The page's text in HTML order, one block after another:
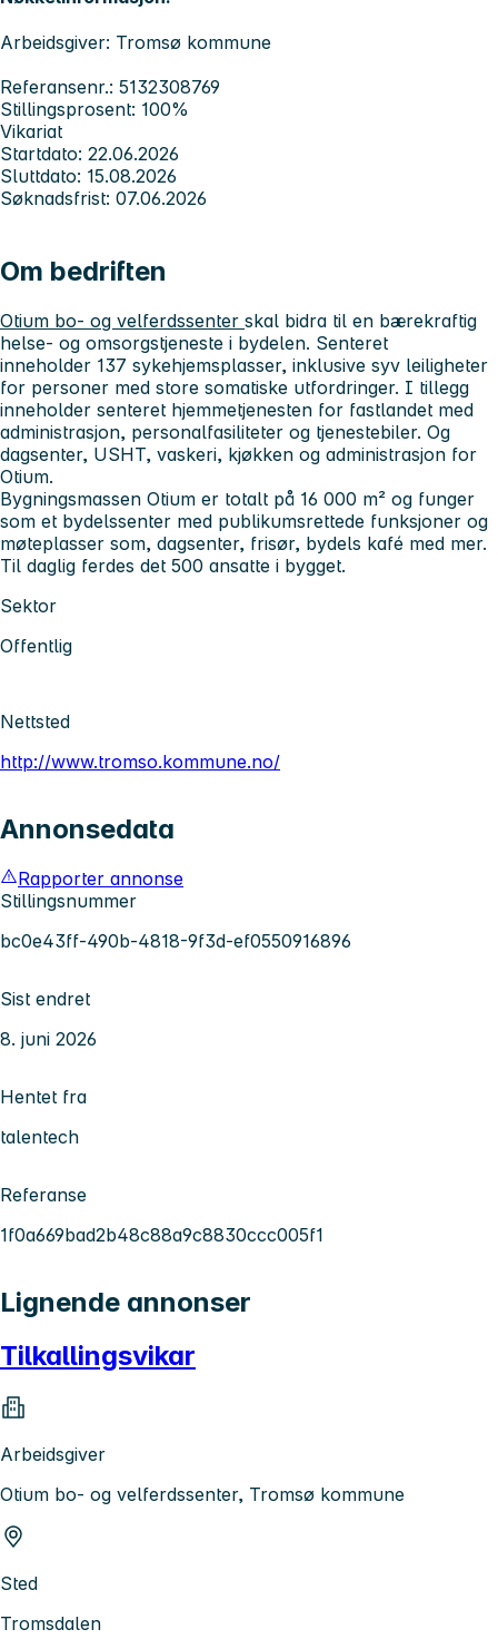
Arbeidsgiver: Tromsø kommune
Referansenr.: 5132308769
Stillingsprosent: 100%
Vikariat
Startdato: 22.06.2026
Sluttdato: 15.08.2026
Søknadsfrist: 07.06.2026
Om bedriften
Otium bo- og velferdssenter skal bidra til en bærekraftig
helse- og omsorgstjeneste i bydelen. Senteret
inneholder 137 sykehjemsplasser, inklusive syv leiligheter
for personer med store somatiske utfordringer. I tillegg
inneholder senteret hjemmetjenesten for fastlandet med
administrasjon, personalfasiliteter og tjenestebiler. Og
dagsenter, USHT, vaskeri, kjøkken og administrasjon for
Otium.
Bygningsmassen Otium er totalt på 16 000 m² og funger
som et bydelssenter med publikumsrettede funksjoner og
møteplasser som, dagsenter, frisør, bydels kafé med mer.
Til daglig ferdes det 500 ansatte i bygget.
Sektor
Offentlig
Nettsted
http://www.tromso.kommune.no/
Annonsedata
Rapporter annonse
Stillingsnummer
bc0e43ff-490b-4818-9f3d-ef0550916896
Sist endret
8. juni 2026
Hentet fra
talentech
Referanse
1f0a669bad2b48c88a9c8830ccc005f1
Lignende annonser
Tilkallingsvikar
Arbeidsgiver
Otium bo- og velferdssenter, Tromsø kommune
Sted
Tromsdalen